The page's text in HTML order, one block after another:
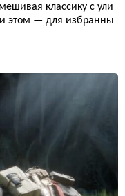
классику с ули
этом — для избранны